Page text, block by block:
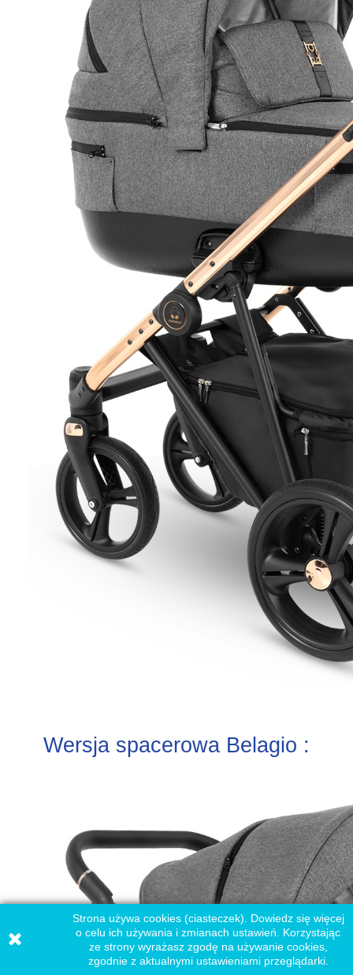
Wersja spacerowa Belagio :
Strona używa cookies (ciasteczek). Dowiedz się więcej
o celu ich używania i zmianach ustawień. Korzystając
ze strony wyrażasz zgodę na używanie cookies,
zgodnie z aktualnymi ustawieniami przeglądarki.